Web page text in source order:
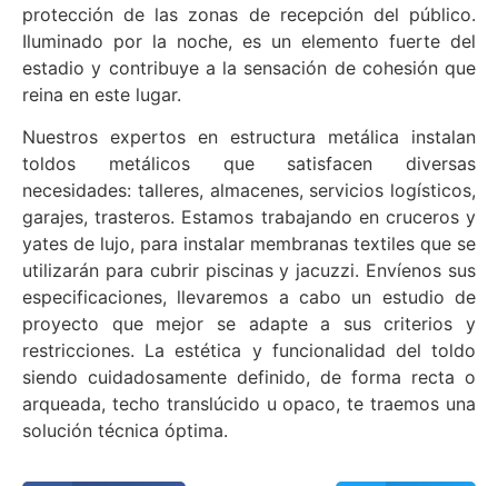
protección de las zonas de recepción del público.
Iluminado por la noche, es un elemento fuerte del
estadio y contribuye a la sensación de cohesión que
reina en este lugar.
Nuestros expertos en estructura metálica instalan
toldos metálicos que satisfacen diversas
necesidades: talleres, almacenes, servicios logísticos,
garajes, trasteros. Estamos trabajando en cruceros y
yates de lujo, para instalar membranas textiles que se
utilizarán para cubrir piscinas y jacuzzi. Envíenos sus
especificaciones, llevaremos a cabo un estudio de
proyecto que mejor se adapte a sus criterios y
restricciones. La estética y funcionalidad del toldo
siendo cuidadosamente definido, de forma recta o
arqueada, techo translúcido u opaco, te traemos una
solución técnica óptima.